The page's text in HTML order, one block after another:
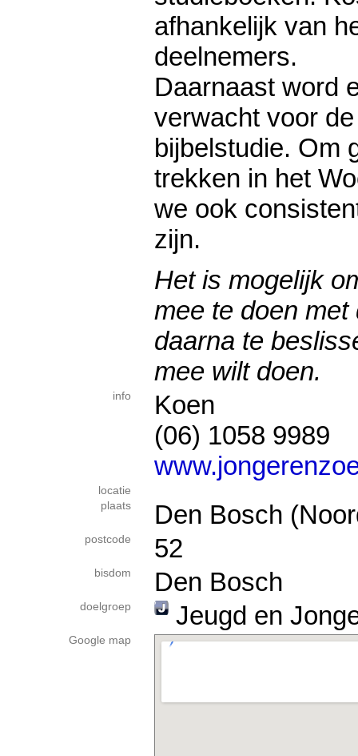
afhankelijk van
deelnemers.
Daarnaast word
verwacht voor
bijbelstudie. Om
trekken in het
we ook
zijn.
Het is mogelijk
mee te doen
daarna te
mee wilt doen.
info
Koen
(06) 1058 9989
locatie
plaats
Den Bosch
postcode 52
bisdom Den Bosch
doelgroep Jeugd en
Google map